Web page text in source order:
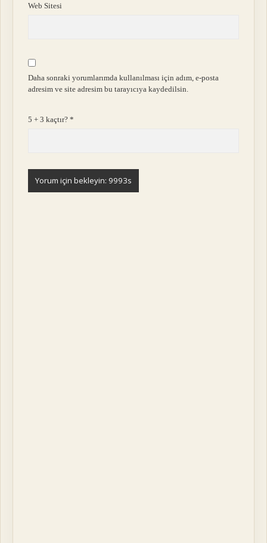
Web Sitesi
Daha sonraki yorumlarımda kullanılması için adım, e-posta
adresim ve site adresim bu tarayıcıya kaydedilsin.
5 + 3 kaçtır?*